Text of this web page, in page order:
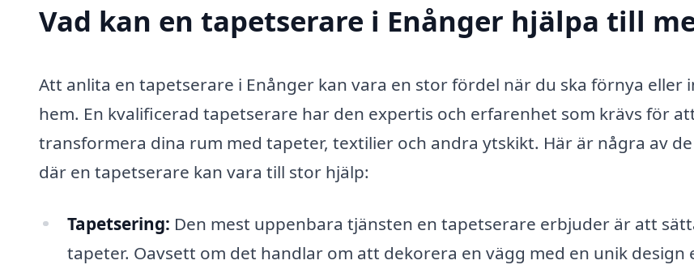
Vad kan en tapetserare i Enånger hjälpa till
Att anlita en tapetserare i Enånger kan vara en stor fördel när du ska förnya eller
hem. En kvalificerad tapetserare har den expertis och erfarenhet som krävs för
transformera dina rum med tapeter, textilier och andra ytskikt. Här är några av
där en tapetserare kan vara till stor hjälp:
Tapetsering: Den mest uppenbara tjänsten en tapetserare erbjuder är att
tapeter. Oavsett om det handlar om att dekorera en vägg med en unik design